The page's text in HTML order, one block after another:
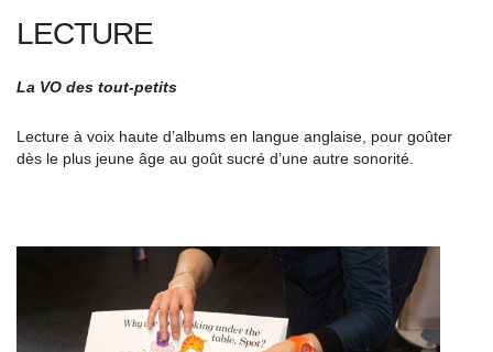
LECTURE
La VO des tout-petits
Lecture à voix haute d’albums en langue anglaise, pour goûter
dès le plus jeune âge au goût sucré d’une autre sonorité.